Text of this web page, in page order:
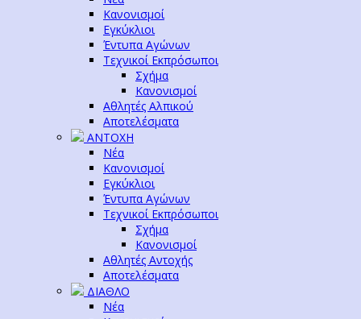
Κανονισμοί
Εγκύκλιοι
Έντυπα Αγώνων
Τεχνικοί Εκπρόσωποι
Σχήμα
Κανονισμοί
Αθλητές Αλπικού
Αποτελέσματα
ΑΝΤΟΧΗ
Νέα
Κανονισμοί
Εγκύκλιοι
Έντυπα Αγώνων
Τεχνικοί Εκπρόσωποι
Σχήμα
Κανονισμοί
Αθλητές Αντοχής
Αποτελέσματα
ΔΙΑΘΛΟ
Νέα